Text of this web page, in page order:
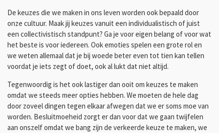
De keuzes die we maken in ons leven worden ook bepaald door
onze cultuur. Maak jij keuzes vanuit een individualistisch of juist
een collectivistisch standpunt? Ga je voor eigen belang of voor wat
het beste is voor iedereen. Ook emoties spelen een grote rol en
we weten allemaal dat je bij woede beter even tot tien kan tellen
voordat je iets zegt of doet, ook al lukt dat niet altijd.
Tegenwoordig is het ook lastiger dan ooit om keuzes te maken
omdat we steeds meer opties hebben. We moeten de hele dag
door zoveel dingen tegen elkaar afwegen dat we er soms moe van
worden. Besluitmoeheid zorgt er dan voor dat we gaan twijfelen
aan onszelf omdat we bang zijn de verkeerde keuze te maken, we